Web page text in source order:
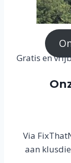
Gratis en
Via
aan